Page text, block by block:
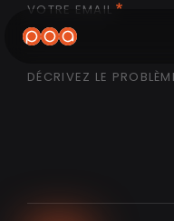
VOTRE EMAIL
DÉCRIVEZ LE